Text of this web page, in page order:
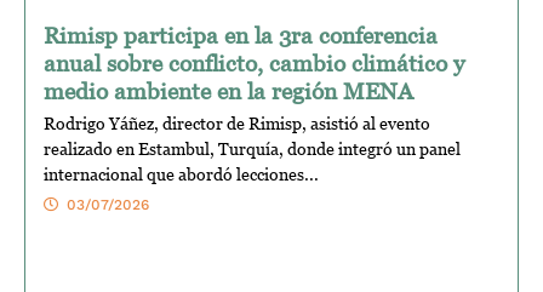
Rimisp participa en la 3ra conferencia
anual sobre conflicto, cambio climático y
medio ambiente en la región MENA
Rodrigo Yáñez, director de Rimisp, asistió al evento
realizado en Estambul, Turquía, donde integró un panel
internacional que abordó lecciones...
03/07/2026